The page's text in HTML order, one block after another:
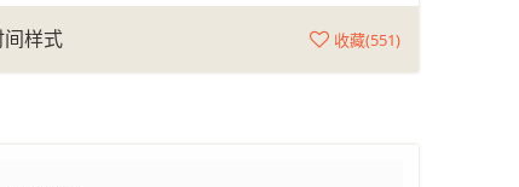
间样式 收藏(551)